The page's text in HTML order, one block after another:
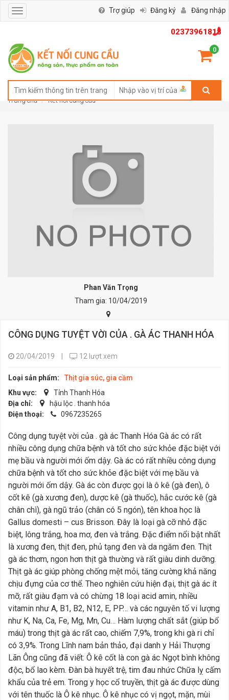
02373961818
0
Toggle
navigation
Trợ giúp Đăng ký Đăng nhập
Trang chủ Kết nối cung cầu
Phan Văn Trọng
Tham gia: 10/04/2019
CÔNG DỤNG TUYỆT VỜI CỦA . GÀ ÁC THANH HÓA
20/04/2019 12 lượt xem
Loại sản phẩm:
Thịt gia súc, gia cầm
Khu vực:
Tỉnh Thanh Hóa
Địa chỉ:
hậu lộc . thanh hóa
Điện thoại:
0967235265
Công dụng tuyệt vời của . gà ác Thanh Hóa Gà ác có rất
nhiều công dụng chữa bệnh và tốt cho sức khỏe đặc biệt với
mẹ bầu và người mới ốm dậy. Gà ác có rất nhiều công dụng
chữa bệnh và tốt cho sức khỏe đặc biệt với mẹ bầu và
người mới ốm dậy. Gà ác còn được gọi là ô kê (gà đen), ô
cốt kê (gà xương đen), dược kê (gà thuốc), hắc cước kê (gà
chân chì), gà ngũ trảo (chân có 5 ngón), tên khoa học là
Gallus domesti – cus Brisson. Đây là loại gà cỡ nhỏ đặc
biệt, lông trắng, hoa mơ, đen và trắng. Đặc điểm nổi bật nhất
là xương đen, thịt đen, phủ tạng đen và da ngăm đen. Thịt
gà ác thơm, ngon hơn thịt gà thường và rất giàu dinh dưỡng.
Thịt gà ác giúp phòng chống mệt mỏi, tăng cường khả năng
chịu đựng của cơ thể. Theo nghiên cứu hiện đại, thịt gà ác ít
mỡ, rất giàu đạm và có chừng 18 loại acid amin, nhiều
vitamin như A, B1, B2, N12, E, PP… và các nguyên tố vi lượng
như K, Na, Ca, Fe, Mg, Mn, Cu… Hàm lượng chất sắt (giúp bổ
máu) trong thịt gà ác rất cao, chiếm 7,9%, trong khi gà ri chỉ
có 3,9%. Trong Lĩnh nam bản thảo, đại danh y Hải Thượng
Lãn Ông cũng đã viết: Ô kê cốt là con gà ác Ngọt bình không
độc, bổ lao kèm. Đàn bà huyết trệ, tim đau nhức Chữa lỵ cấm
khẩu của trẻ em. Trong y học cổ truyền, thịt gà ác được dùng
với tên thuốc là Ô kê nhục. Ô kê nhục có vị ngọt, mặn, mùi